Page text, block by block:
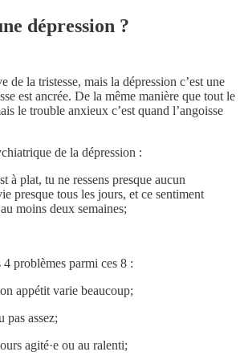
dépression ?
de la tristesse, mais la dépression c’est une
est ancrée. De la même manière que tout le
le trouble anxieux c’est quand l’angoisse
de la dépression :
à plat, tu ne ressens presque aucun
presque tous les jours, et ce sentiment
moins deux semaines;
problèmes parmi ces 8 :
appétit varie beaucoup;
pas assez;
agité·e ou au ralenti;